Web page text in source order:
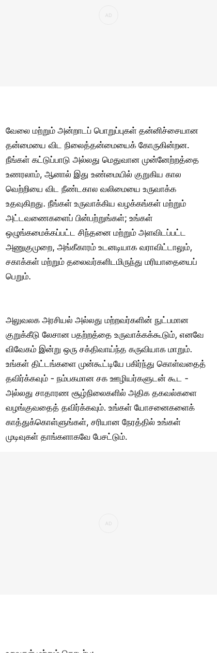
வேலை மற்றும் அன்றாடப் பொறுப்புகள் தன்னிச்சையான
தன்மையை விட நிலைத்தன்மையைக் கோருகின்றன.
நீங்கள் கட்டுப்பாடு அல்லது மெதுவான முன்னேற்றத்தை
உணரலாம், ஆனால் இது உண்மையில் குறுகிய கால
வெற்றியை விட நீண்டகால வலிமையை உருவாக்க
உதவுகிறது. நீங்கள் உருவாக்கிய வழக்கங்கள் மற்றும்
அட்டவணைகளைப் பின்பற்றுங்கள்; உங்கள்
ஒழுங்கமைக்கப்பட்ட சிந்தனை மற்றும் அளவிடப்பட்ட
அணுகுமுறை, அங்கீகாரம் உடனடியாக வராவிட்டாலும்,
சகாக்கள் மற்றும் தலைவர்களிடமிருந்து மரியாதையைப்
பெறும்.
அலுவலக அரசியல் அல்லது மற்றவர்களின் நுட்பமான
குறுக்கீடு லேசான பதற்றத்தை உருவாக்கக்கூடும், எனவே
விவேகம் இன்று ஒரு சக்திவாய்ந்த கருவியாக மாறும்.
உங்கள் திட்டங்களை முன்கூட்டியே பகிர்ந்து கொள்வதைத்
தவிர்க்கவும் - நம்பகமான சக ஊழியர்களுடன் கூட -
அல்லது சாதாரண சூழ்நிலைகளில் அதிக தகவல்களை
வழங்குவதைத் தவிர்க்கவும். உங்கள் யோசனைகளைக்
காத்துக்கொள்ளுங்கள், சரியான நேரத்தில் உங்கள்
முடிவுகள் தாங்களாகவே பேசட்டும்.